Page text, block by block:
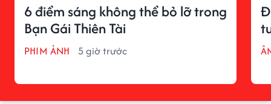
6 điểm sáng không thể bỏ lỡ trong
Bạn Gái Thiên Tài
PHIM ẢNH 5 giờ trước